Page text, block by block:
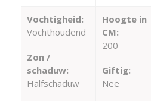
Vochtigheid:
Vochthoudend
Zon /
schaduw:
Halfschaduw
Hoogte in
CM:
200
Giftig:
Nee